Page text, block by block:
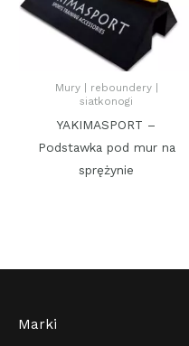
Mury | reboundery |
siatkonogi
YAKIMASPORT –
Podstawka pod mur na
sprężynie
Marki